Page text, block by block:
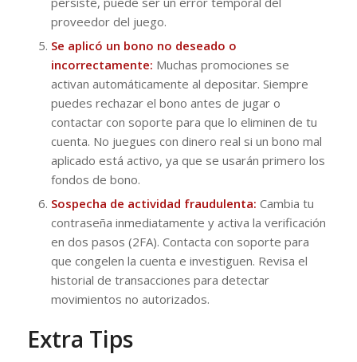
proveedor del juego.
Se aplicó un bono no deseado o
incorrectamente: Muchas promociones se
activan automáticamente al depositar. Siempre
puedes rechazar el bono antes de jugar o
contactar con soporte para que lo eliminen de tu
cuenta. No juegues con dinero real si un bono mal
aplicado está activo, ya que se usarán primero los
fondos de bono.
Sospecha de actividad fraudulenta: Cambia tu
contraseña inmediatamente y activa la verificación
en dos pasos (2FA). Contacta con soporte para
que congelen la cuenta e investiguen. Revisa el
historial de transacciones para detectar
movimientos no autorizados.
Extra Tips